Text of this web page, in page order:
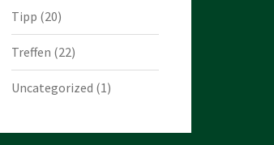
Tipp (20)
Treffen (22)
Uncategorized (1)